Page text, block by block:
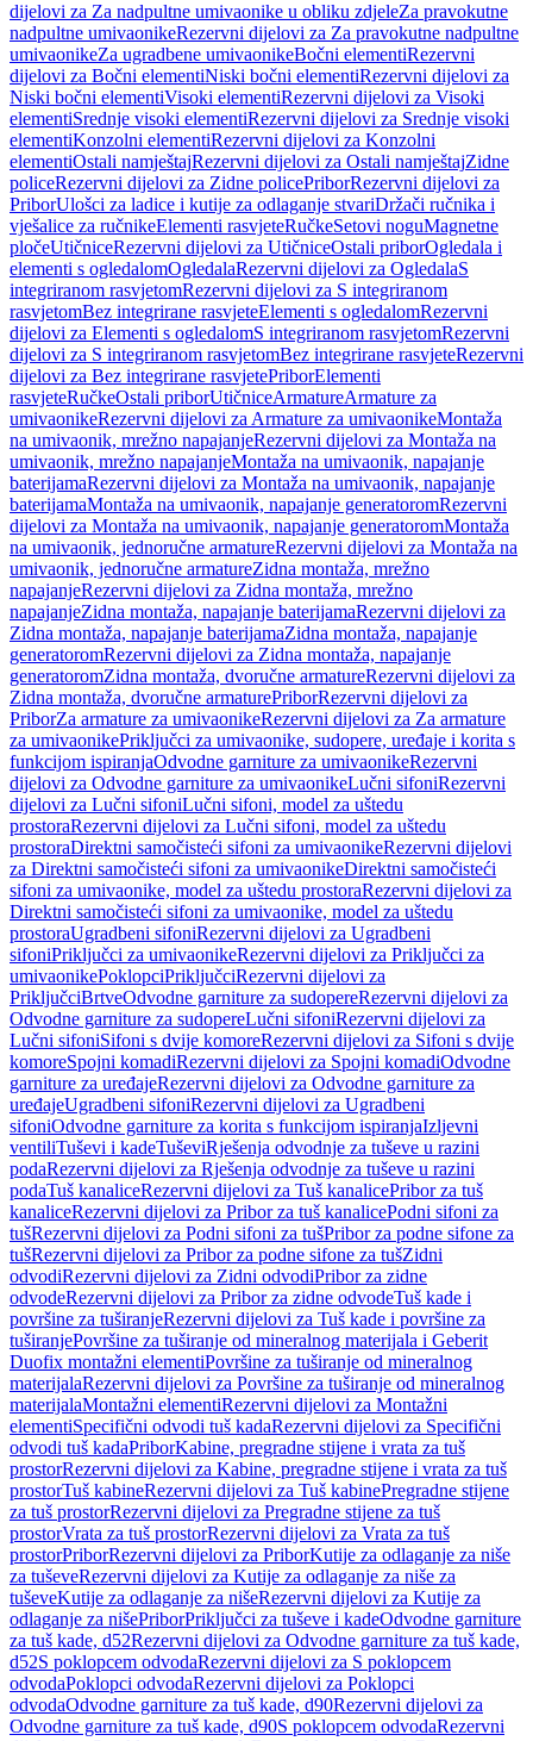
dijelovi za Za nadpultne umivaonike u obliku zdjeleZa pravokutne
nadpultne umivaonikeRezervni dijelovi za Za pravokutne nadpultne
umivaonikeZa ugradbene umivaonikeBočni elementiRezervni
dijelovi za Bočni elementiNiski bočni elementiRezervni dijelovi za
Niski bočni elementiVisoki elementiRezervni dijelovi za Visoki
elementiSrednje visoki elementiRezervni dijelovi za Srednje visoki
elementiKonzolni elementiRezervni dijelovi za Konzolni
elementiOstali namještajRezervni dijelovi za Ostali namještajZidne
policeRezervni dijelovi za Zidne policePriborRezervni dijelovi za
PriborUlošci za ladice i kutije za odlaganje stvariDržači ručnika i
vješalice za ručnikeElementi rasvjeteRučkeSetovi noguMagnetne
pločeUtičniceRezervni dijelovi za UtičniceOstali priborOgledala i
elementi s ogledalomOgledalaRezervni dijelovi za OgledalaS
integriranom rasvjetomRezervni dijelovi za S integriranom
rasvjetomBez integrirane rasvjeteElementi s ogledalomRezervni
dijelovi za Elementi s ogledalomS integriranom rasvjetomRezervni
dijelovi za S integriranom rasvjetomBez integrirane rasvjeteRezervni
dijelovi za Bez integrirane rasvjetePriborElementi
rasvjeteRučkeOstali priborUtičniceArmatureArmature za
umivaonikeRezervni dijelovi za Armature za umivaonikeMontaža
na umivaonik, mrežno napajanjeRezervni dijelovi za Montaža na
umivaonik, mrežno napajanjeMontaža na umivaonik, napajanje
baterijamaRezervni dijelovi za Montaža na umivaonik, napajanje
baterijamaMontaža na umivaonik, napajanje generatoromRezervni
dijelovi za Montaža na umivaonik, napajanje generatoromMontaža
na umivaonik, jednoručne armatureRezervni dijelovi za Montaža na
umivaonik, jednoručne armatureZidna montaža, mrežno
napajanjeRezervni dijelovi za Zidna montaža, mrežno
napajanjeZidna montaža, napajanje baterijamaRezervni dijelovi za
Zidna montaža, napajanje baterijamaZidna montaža, napajanje
generatoromRezervni dijelovi za Zidna montaža, napajanje
generatoromZidna montaža, dvoručne armatureRezervni dijelovi za
Zidna montaža, dvoručne armaturePriborRezervni dijelovi za
PriborZa armature za umivaonikeRezervni dijelovi za Za armature
za umivaonikePriključci za umivaonike, sudopere, uređaje i korita s
funkcijom ispiranjaOdvodne garniture za umivaonikeRezervni
dijelovi za Odvodne garniture za umivaonikeLučni sifoniRezervni
dijelovi za Lučni sifoniLučni sifoni, model za uštedu
prostoraRezervni dijelovi za Lučni sifoni, model za uštedu
prostoraDirektni samočisteći sifoni za umivaonikeRezervni dijelovi
za Direktni samočisteći sifoni za umivaonikeDirektni samočisteći
sifoni za umivaonike, model za uštedu prostoraRezervni dijelovi za
Direktni samočisteći sifoni za umivaonike, model za uštedu
prostoraUgradbeni sifoniRezervni dijelovi za Ugradbeni
sifoniPriključci za umivaonikeRezervni dijelovi za Priključci za
umivaonikePoklopciPriključciRezervni dijelovi za
PriključciBrtveOdvodne garniture za sudopereRezervni dijelovi za
Odvodne garniture za sudopereLučni sifoniRezervni dijelovi za
Lučni sifoniSifoni s dvije komoreRezervni dijelovi za Sifoni s dvije
komoreSpojni komadiRezervni dijelovi za Spojni komadiOdvodne
garniture za uređajeRezervni dijelovi za Odvodne garniture za
uređajeUgradbeni sifoniRezervni dijelovi za Ugradbeni
sifoniOdvodne garniture za korita s funkcijom ispiranjaIzljevni
ventiliTuševi i kadeTuševiRješenja odvodnje za tuševe u razini
podaRezervni dijelovi za Rješenja odvodnje za tuševe u razini
podaTuš kanaliceRezervni dijelovi za Tuš kanalicePribor za tuš
kanaliceRezervni dijelovi za Pribor za tuš kanalicePodni sifoni za
tušRezervni dijelovi za Podni sifoni za tušPribor za podne sifone za
tušRezervni dijelovi za Pribor za podne sifone za tušZidni
odvodiRezervni dijelovi za Zidni odvodiPribor za zidne
odvodeRezervni dijelovi za Pribor za zidne odvodeTuš kade i
površine za tuširanjeRezervni dijelovi za Tuš kade i površine za
tuširanjePovršine za tuširanje od mineralnog materijala i Geberit
Duofix montažni elementiPovršine za tuširanje od mineralnog
materijalaRezervni dijelovi za Površine za tuširanje od mineralnog
materijalaMontažni elementiRezervni dijelovi za Montažni
elementiSpecifični odvodi tuš kadaRezervni dijelovi za Specifični
odvodi tuš kadaPriborKabine, pregradne stijene i vrata za tuš
prostorRezervni dijelovi za Kabine, pregradne stijene i vrata za tuš
prostorTuš kabineRezervni dijelovi za Tuš kabinePregradne stijene
za tuš prostorRezervni dijelovi za Pregradne stijene za tuš
prostorVrata za tuš prostorRezervni dijelovi za Vrata za tuš
prostorPriborRezervni dijelovi za PriborKutije za odlaganje za niše
za tuševeRezervni dijelovi za Kutije za odlaganje za niše za
tuševeKutije za odlaganje za nišeRezervni dijelovi za Kutije za
odlaganje za nišePriborPriključci za tuševe i kadeOdvodne garniture
za tuš kade, d52Rezervni dijelovi za Odvodne garniture za tuš kade,
d52S poklopcem odvodaRezervni dijelovi za S poklopcem
odvodaPoklopci odvodaRezervni dijelovi za Poklopci
odvodaOdvodne garniture za tuš kade, d90Rezervni dijelovi za
Odvodne garniture za tuš kade, d90S poklopcem odvodaRezervni